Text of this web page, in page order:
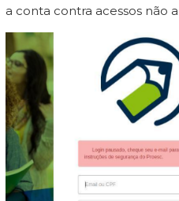
a conta contra acessos não